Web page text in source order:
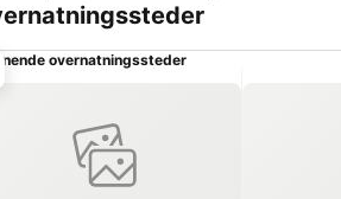
faciliteter. Stedet råder
De mindste gæster tilbydes
te/kaffe hører ligeledes til
som er udstyret med brusebad og
badeværelserne sørger for den
tilbyder ikkerygerværelser. Sport/
overnatningssteder